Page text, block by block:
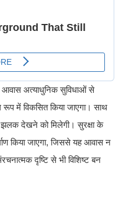
आवास अत्याधुनिक सुविधाओं से
में विकसित किया जाएगा। साथ
झलक देखने को मिलेगी। सुरक्षा के
किया जाएगा, जिससे यह आवास न
दृष्टि से भी विशिष्ट बन